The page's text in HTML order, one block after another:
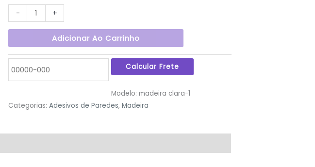
- +
Adicionar Ao Carrinho
Modelo: madeira clara-1
Categorias: Adesivos de Paredes, Madeira